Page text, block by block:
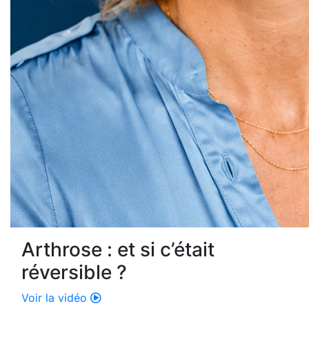
Arthrose : et si c’était
réversible ?
Voir la vidéo